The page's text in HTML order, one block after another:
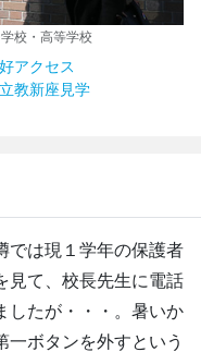
校・高等学校
アクセス
教新座見学
では現１学年の保護者
見て、校長先生に電話
したが・・・。暑いか
一ボタンを外すという